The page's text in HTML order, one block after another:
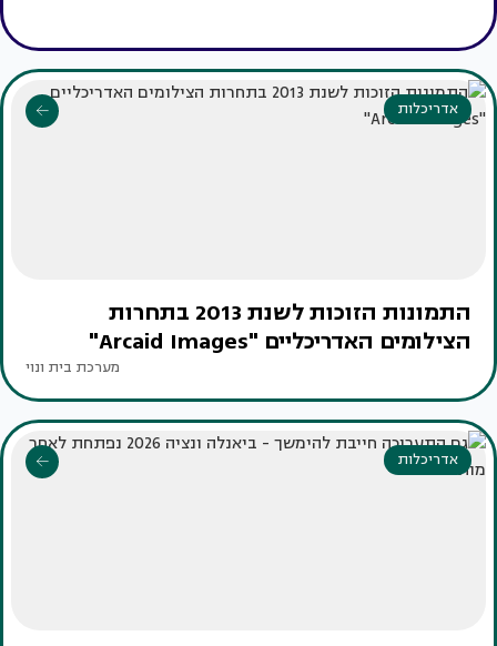
אדריכלות
התמונות הזוכות לשנת 2013 בתחרות
הצילומים האדריכליים "Arcaid Images"
מערכת בית ונוי
אדריכלות